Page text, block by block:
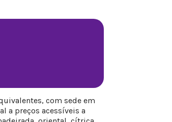
com sede em
a preços acessíveis a